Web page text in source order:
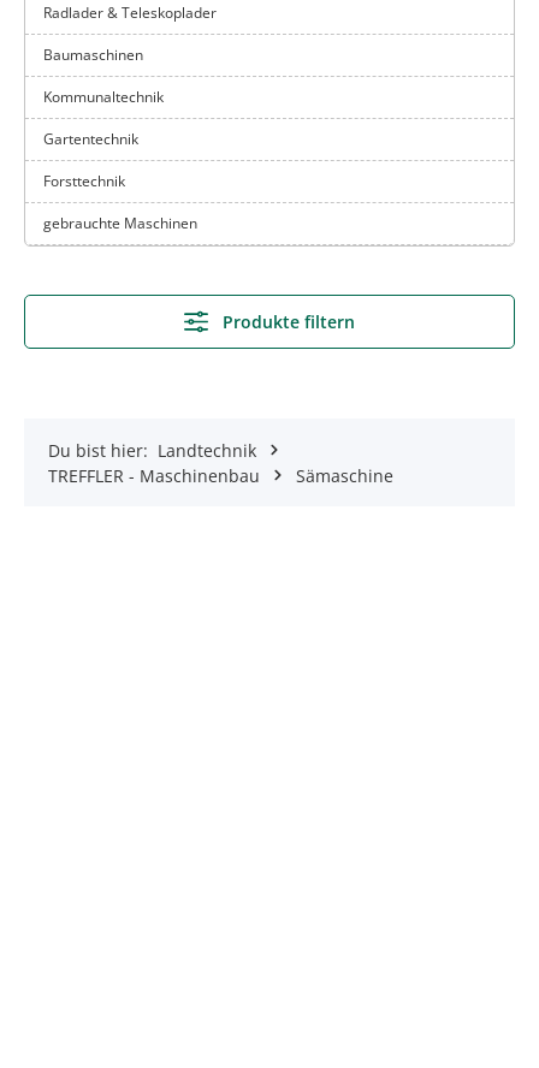
Radlader & Teleskoplader
Baumaschinen
Kommunaltechnik
Gartentechnik
Forsttechnik
gebrauchte Maschinen
Produkte filtern
Du bist hier: Landtechnik
TREFFLER - Maschinenbau
Sämaschine